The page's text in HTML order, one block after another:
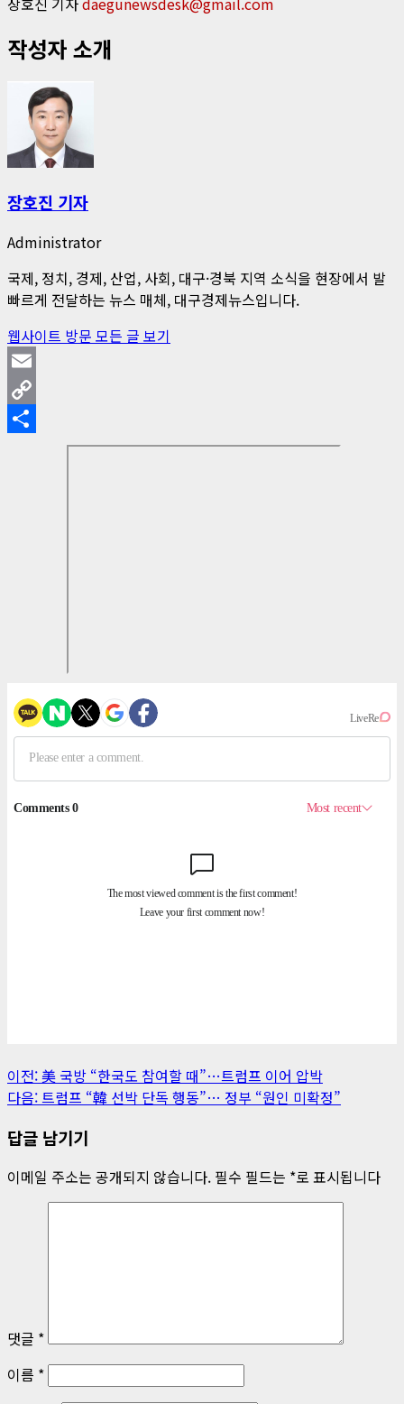
작성자 소개
장호진 기자
Administrator
국제, 정치, 경제, 산업, 사회, 대구·경북 지역 소식을 현장에서 발
빠르게 전달하는 뉴스 매체, 대구경제뉴스입니다.
웹사이트 방문 모든 글 보기
Email
Copy
게
시
물
내
이전:美 국방 “한국도 참여할 때”…트럼프 이어 압박
다음:트럼프 “韓 선박 단독 행동”… 정부 “원인 미확정”
답글 남기기
이메일 주소는 공개되지 않습니다. 필수 필드는 *로 표시됩니다
댓글 *
이름 *